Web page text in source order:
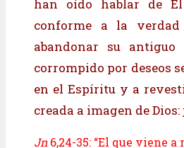
han oído hablar de
conforme a la
abandonar su
corrompido por deseos
en el Espíritu y a
creada a imagen de
Jn6,24-35: “El que viene